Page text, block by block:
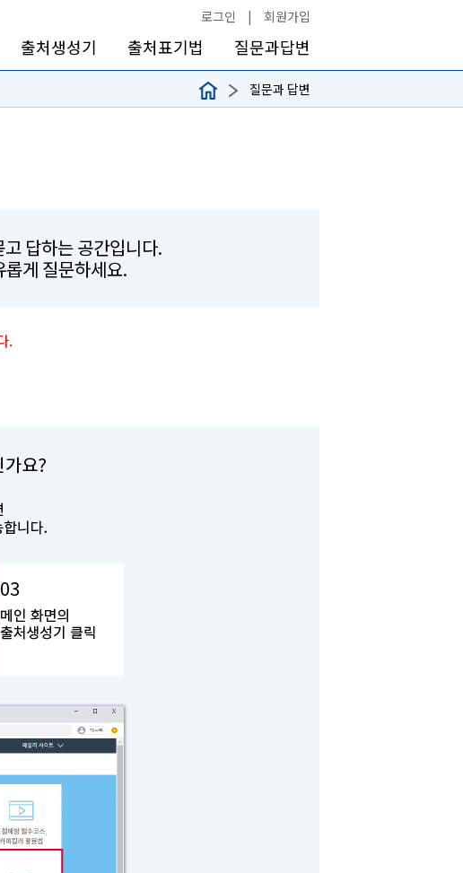
로그인 | 회원가입
출처생성기 출처표기법 질문과답변
질문과 답변
답하는 공간입니다.
게 질문하세요.
.